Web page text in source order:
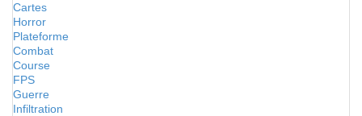
Cartes
Horror
Plateforme
Combat
Course
FPS
Guerre
Infiltration